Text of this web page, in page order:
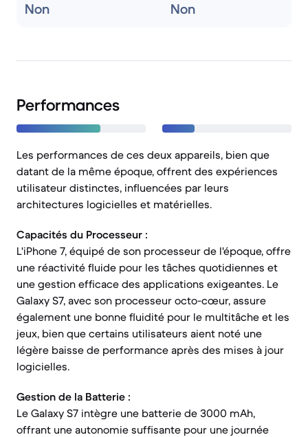
Non Non
Performances
Les performances de ces deux appareils, bien que
datant de la même époque, offrent des expériences
utilisateur distinctes, influencées par leurs
architectures logicielles et matérielles.
Capacités du Processeur :
L'iPhone 7, équipé de son processeur de l'époque, offre
une réactivité fluide pour les tâches quotidiennes et
une gestion efficace des applications exigeantes. Le
Galaxy S7, avec son processeur octo-cœur, assure
également une bonne fluidité pour le multitâche et les
jeux, bien que certains utilisateurs aient noté une
légère baisse de performance après des mises à jour
logicielles.
Gestion de la Batterie :
Le Galaxy S7 intègre une batterie de 3000 mAh,
offrant une autonomie suffisante pour une journée